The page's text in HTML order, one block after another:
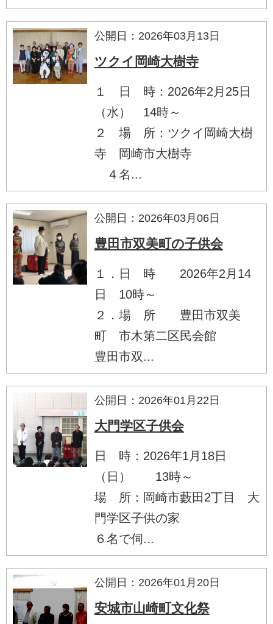
公開日：2026年03月13日
ツクイ岡崎大樹寺
１ 日 時：2026年2月25日
（水） 14時～
２ 場 所：ツクイ岡崎大樹
寺 岡崎市大樹寺
４名...
公開日：2026年03月06日
豊田市双美町の子供会
１．日 時 2026年2月14
日 10時～
２．場 所 豊田市双美
町 市木第二区民会館
豊田市双...
公開日：2026年01月22日
大門学区子供会
日 時：2026年1月18日
（日） 13時～
場 所：岡崎市藪田2丁目 大
門学区子供の家
６名で伺...
公開日：2026年01月20日
安城市山崎町文化祭